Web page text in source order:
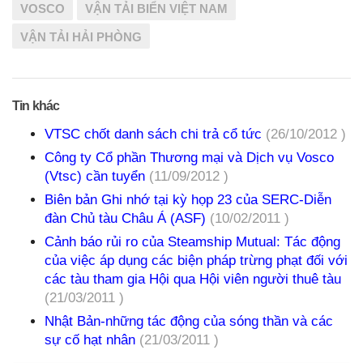
VOSCO VẬN TẢI BIỂN VIỆT NAM
VẬN TẢI HẢI PHÒNG
Tin khác
VTSC chốt danh sách chi trả cổ tức (26/10/2012 )
Công ty Cổ phần Thương mại và Dịch vụ Vosco
(Vtsc) cần tuyển (11/09/2012 )
Biên bản Ghi nhớ tại kỳ họp 23 của SERC-Diễn
đàn Chủ tàu Châu Á (ASF) (10/02/2011 )
Cảnh báo rủi ro của Steamship Mutual: Tác động
của việc áp dụng các biện pháp trừng phạt đối với
các tàu tham gia Hội qua Hội viên người thuê tàu
(21/03/2011 )
Nhật Bản-những tác động của sóng thần và các
sự cố hạt nhân (21/03/2011 )